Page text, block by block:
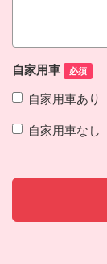
自家用車 必須
自家用車あり
自家用車なし